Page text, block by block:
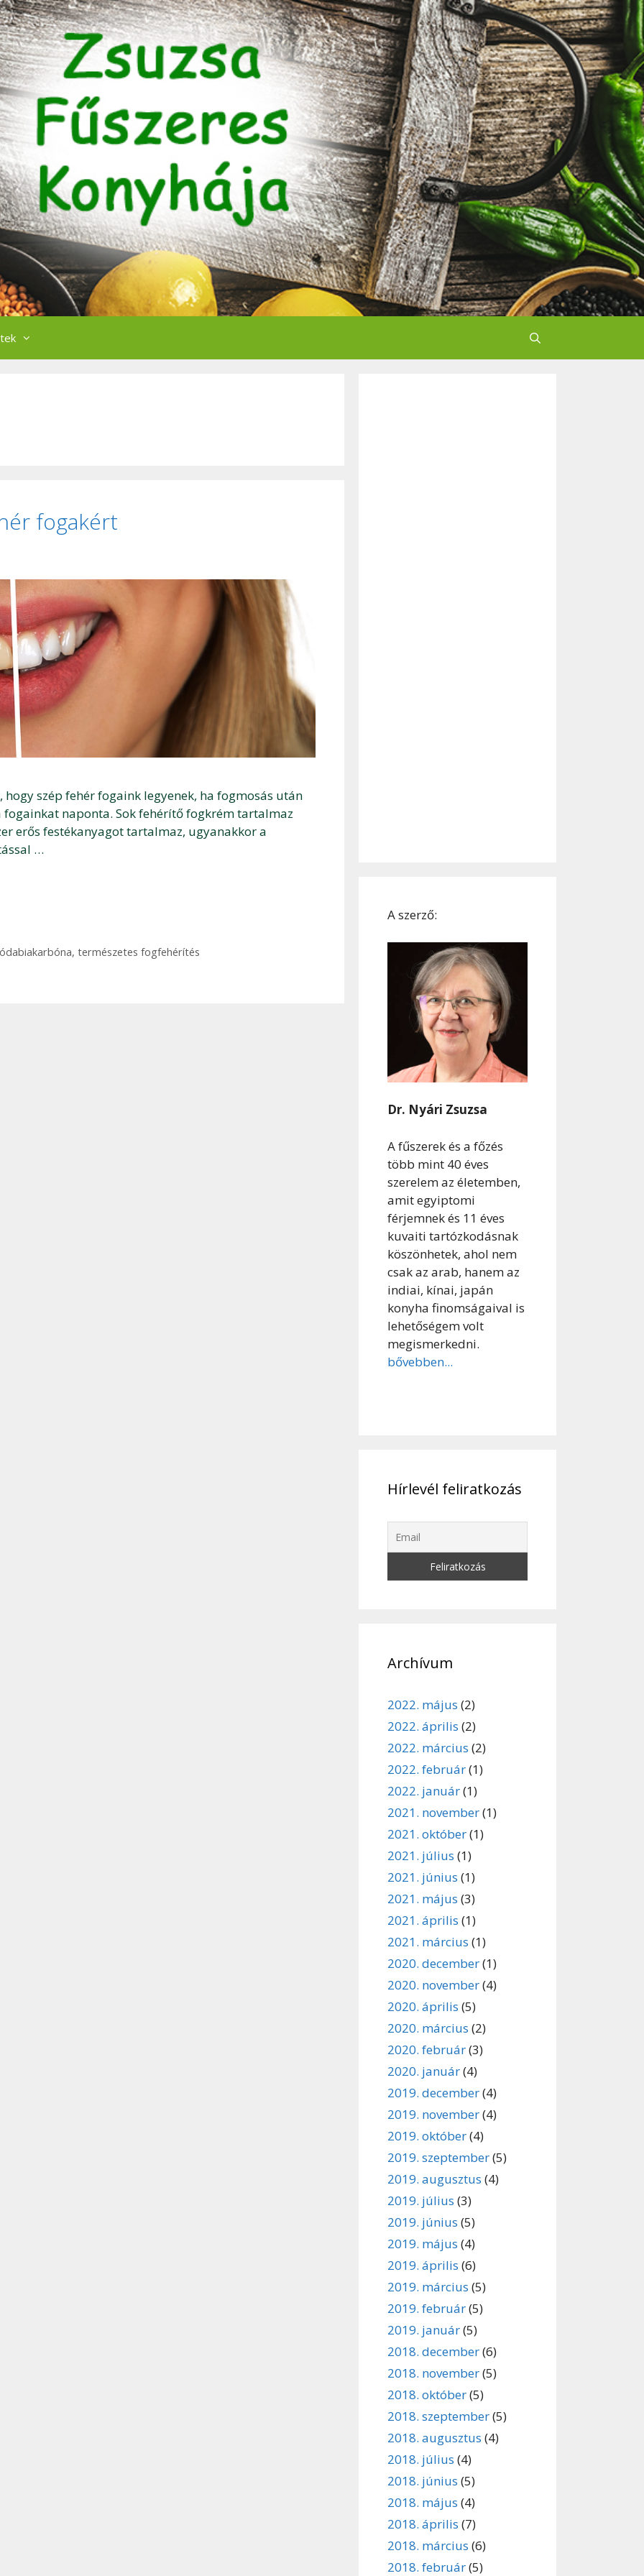
fogakért
szép fehér fogaink legyenek, ha fogmosás után
naponta. Sok fehérítő fogkrém tartalmaz
erős festékanyagot tartalmaz, ugyanakkor a
…
, természetes fogfehérítés
A szerző:
Dr. Nyári Zsuzsa
A fűszerek és a főzés
több mint 40 éves
szerelem az életemben,
amit egyiptomi
férjemnek és 11 éves
kuvaiti tartózkodásnak
köszönhetek, ahol nem
csak az arab, hanem az
indiai, kínai, japán
konyha finomságaival is
lehetőségem volt
megismerkedni.
bővebben...
Hírlevél feliratkozás
Archívum
2022. május (2)
2022. április (2)
2022. március (2)
2022. február(1)
2022. január(1)
2021. november(1)
2021. október(1)
2021. július (1)
2021. június (1)
2021. május (3)
2021. április (1)
2021. március (1)
2020. december(1)
2020. november(4)
2020. április (5)
2020. március (2)
2020. február(3)
2020. január(4)
2019. december(4)
2019. november(4)
2019. október(4)
2019. szeptember(5)
2019. augusztus (4)
2019. július (3)
2019. június (5)
2019. május (4)
2019. április (6)
2019. március (5)
2019. február(5)
2019. január(5)
2018. december(6)
2018. november(5)
2018. október(5)
2018. szeptember(5)
2018. augusztus (4)
2018. július (4)
2018. június (5)
2018. május (4)
2018. április (7)
2018. március (6)
2018. február(5)